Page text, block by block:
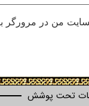
من در مرورگر
تحت پوشش